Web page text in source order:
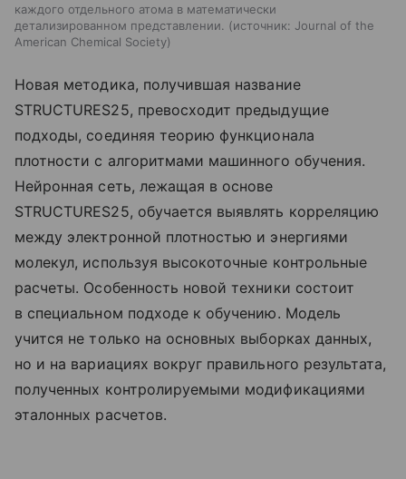
каждого отдельного атома в математически
детализированном представлении.
источник: Journal of the
American Chemical Society
Новая методика, получившая название
STRUCTURES25, превосходит предыдущие
подходы, соединяя теорию функционала
плотности с алгоритмами машинного обучения.
Нейронная сеть, лежащая в основе
STRUCTURES25, обучается выявлять корреляцию
между электронной плотностью и энергиями
молекул, используя высокоточные контрольные
расчеты. Особенность новой техники состоит
в специальном подходе к обучению. Модель
учится не только на основных выборках данных,
но и на вариациях вокруг правильного результата,
полученных контролируемыми модификациями
эталонных расчетов.